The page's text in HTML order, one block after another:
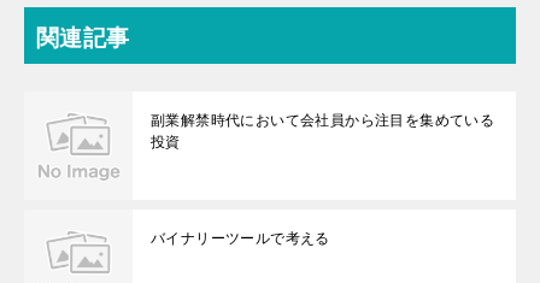
関連記事
副業解禁時代において会社員から注目を集めている
投資
バイナリーツールで考える